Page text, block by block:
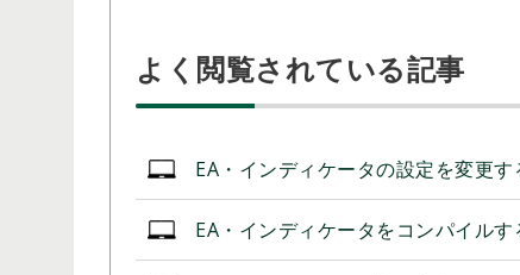
よく閲覧されている記事
EA・インディケータの設定を変更す
EA・インディケータをコンパイルす